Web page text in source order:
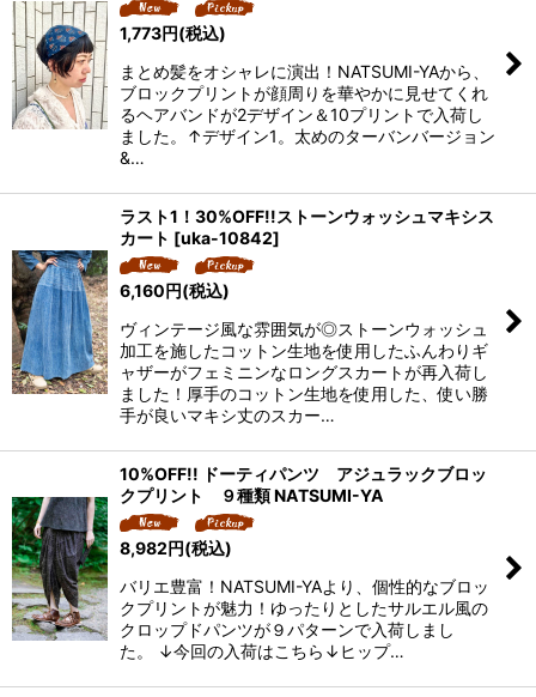
1,773円(税込)
まとめ髪をオシャレに演出！NATSUMI-YAから、
ブロックプリントが顔周りを華やかに見せてくれ
るヘアバンドが2デザイン＆10プリントで入荷し
ました。↑デザイン1。太めのターバンバージョン
&…
ラスト1！30%OFF!!ストーンウォッシュマキシス
カート [uka-10842]
6,160円(税込)
ヴィンテージ風な雰囲気が◎ストーンウォッシュ
加工を施したコットン生地を使用したふんわりギ
ャザーがフェミニンなロングスカートが再入荷し
ました！厚手のコットン生地を使用した、使い勝
手が良いマキシ丈のスカー…
10%OFF!! ドーティパンツ アジュラックブロッ
クプリント ９種類 NATSUMI-YA
8,982円(税込)
バリエ豊富！NATSUMI-YAより、個性的なブロッ
クプリントが魅力！ゆったりとしたサルエル風の
クロップドパンツが９パターンで入荷しまし
た。 ↓今回の入荷はこちら↓ヒップ…